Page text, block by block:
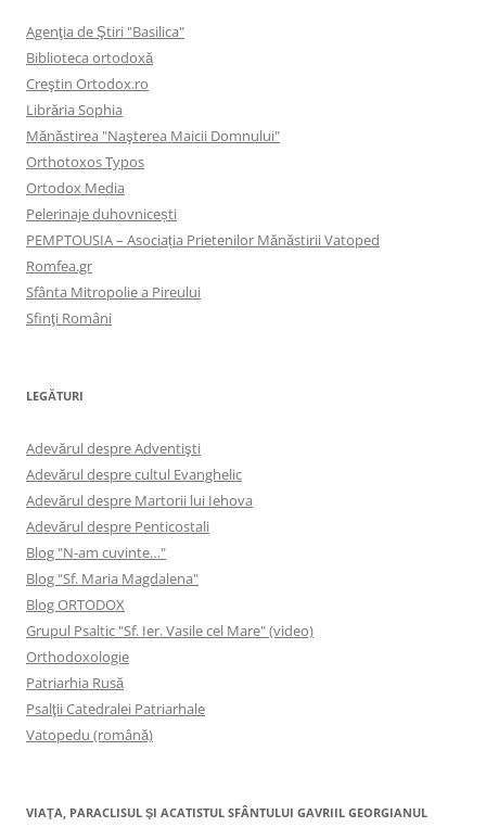
Agenţia de Ştiri "Basilica"
Biblioteca ortodoxă
Creştin Ortodox.ro
Librăria Sophia
Mănăstirea "Naşterea Maicii Domnului"
Orthotoxos Typos
Ortodox Media
Pelerinaje duhovnicești
PEMPTOUSIA – Asociația Prietenilor Mănăstirii Vatoped
Romfea.gr
Sfânta Mitropolie a Pireului
Sfinţi Români
LEGĂTURI
Adevărul despre Adventişti
Adevărul despre cultul Evanghelic
Adevărul despre Martorii lui Iehova
Adevărul despre Penticostali
Blog "N-am cuvinte…"
Blog "Sf. Maria Magdalena"
Blog ORTODOX
Grupul Psaltic "Sf. Ier. Vasile cel Mare" (video)
Orthodoxologie
Patriarhia Rusă
Psalţii Catedralei Patriarhale
Vatopedu (română)
VIAŢA, PARACLISUL ŞI ACATISTUL SFÂNTULUI GAVRIIL GEORGIANUL